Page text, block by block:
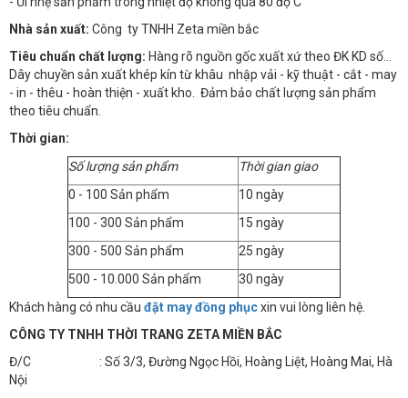
Nhà sản xuất: Công ty TNHH Zeta miền bắc
Tiêu chuẩn chất lượng: Hàng rõ nguồn gốc xuất xứ theo ĐK KD số…
Dây chuyền sản xuất khép kín từ khâu nhập vải - kỹ thuật - cắt - may
- in - thêu - hoàn thiện - xuất kho. Đảm bảo chất lượng sản phẩm
theo tiêu chuẩn.
Thời gian:
Số lượng sản phẩm
Thời gian giao
0 - 100 Sản phẩm
10 ngày
100 - 300 Sản phẩm
15 ngày
300 - 500 Sản phẩm
25 ngày
500 - 10.000 Sản phẩm
30 ngày
Khách hàng có nhu cầu đặt may đồng phụcxin vui lòng liên hệ.
CÔNG TY TNHH THỜI TRANG ZETA MIỀN BẮC
Đ/C : Số 3/3, Đường Ngọc Hồi, Hoàng Liệt, Hoàng Mai, Hà
Nội